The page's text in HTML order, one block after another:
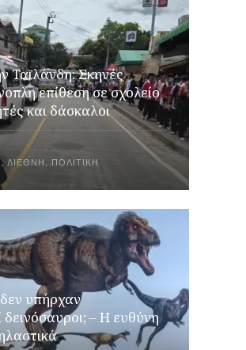
Ταϊλάνδη: Σκηνές
επίθεση σε σχολείο
και δάσκαλοι
,ΔΙΕΘΝΉ , ΠΟΛΙΤΙΚΉ
υπήρχαν
δεινόσαυροι; – Η ευθύνη